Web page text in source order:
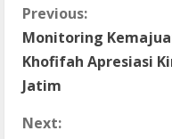
C
o
n
t
Previous:
Monitoring
Khofifah Apresiasi
Jatim
Next: